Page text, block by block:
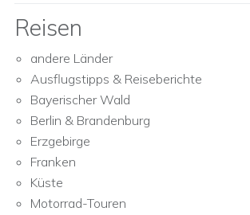
Reisen
andere Länder
Ausflugstipps & Reiseberichte
Bayerischer Wald
Berlin & Brandenburg
Erzgebirge
Franken
Küste
Motorrad-Touren